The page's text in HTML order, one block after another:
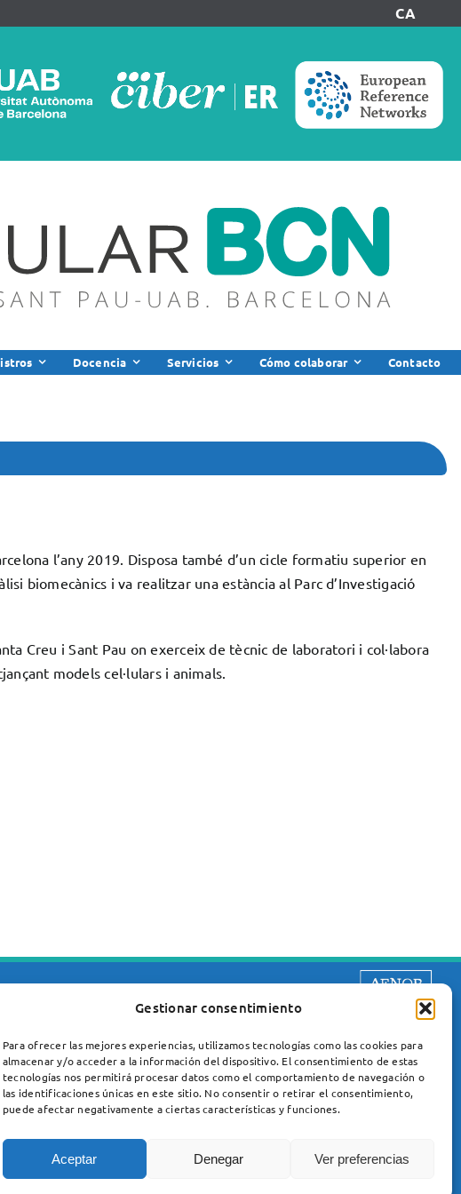
Gestionar consentimiento
Para ofrecer las mejores experiencias, utilizamos tecnologías como las cookies para
almacenar y/o acceder a la información del dispositivo. El consentimiento de estas
tecnologías nos permitirá procesar datos como el comportamiento de navegación o
las identificaciones únicas en este sitio. No consentir o retirar el consentimiento,
puede afectar negativamente a ciertas características y funciones.
Aceptar Denegar Ver preferencias
CA
Docencia Servicios Cómo colaborar Contacto
l’any 2019. Disposa també d’un cicle formatiu superior en
biomecànics i va realitzar una estància al Parc d’Investigació
Creu i Sant Pau on exerceix de tècnic de laboratori i col·labora
models cel·lulars i animals.
Unidad de Enfermedades Neuromusculares
Hospital Santa Creu i Sant Pau